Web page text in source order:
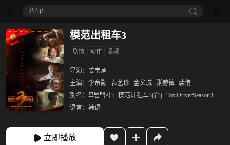
八仙！
模范出租车3
剧情 动作 悬疑
导演： 姜宝承
主演： 李帝勋 表艺珍 金义城 张赫镇 裴侑
别名： 모범택시3 模范计程车3(台) TaxiDriverSeason3
语言： 韩语
立即播放